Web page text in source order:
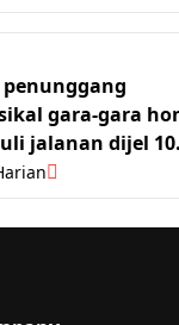
penunggang
gara-gara
jalanan dijel 10